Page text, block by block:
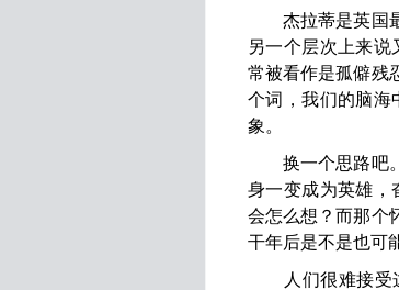
杰拉蒂是英国最
另一个层次上来说
常被看作是孤僻残
个词，我们的脑海
象。
换一个思路吧。
身一变成为英雄，
会怎么想？而那个
干年后是不是也可
人们很难接受这